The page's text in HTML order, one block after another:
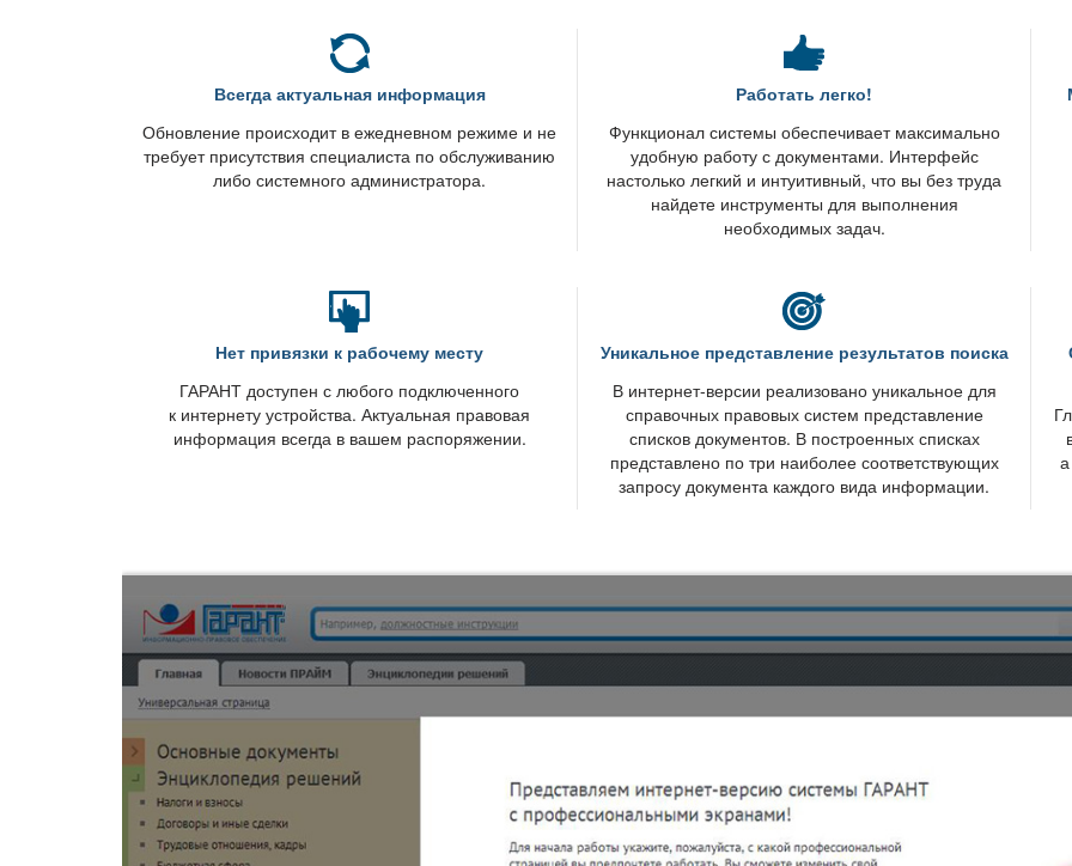
сегда актуальная информация
Обновление происходит в ежедневном режиме и не
требует присутствия специалиста по обслуживанию
либо системного администратора.
Работать легко!
Функционал системы обеспечивает максимально
удобную работу с документами. Интерфейс
настолько легкий и интуитивный, что вы без труда
найдете инструменты для выполнения
необходимых задач.
Нет привязки к рабочему месту
ГАРАНТ доступен с любого подключенного
к интернету устройства. Актуальная правовая
информация всегда в вашем распоряжении.
Уникальное представление результатов поиска
интернет-версии реализовано уникальное для
справочных правовых систем представление
списков документов. В построенных списках
представлено по три наиболее соответствующих
запросу документа каждого вида информации.